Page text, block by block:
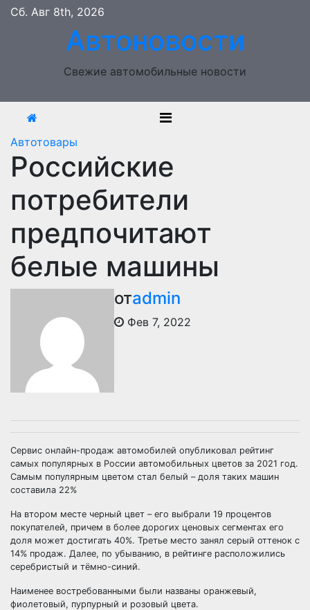
Перейти
содержимому
Сб. Авг 8th, 2026
Автоновости
Свежие автомобильные новости
Автотовары
Российские
потребители
предпочитают
белые машины
отadmin
Фев 7, 2022
Сервис онлайн-продаж автомобилей опубликовал рейтинг
самых популярных в России автомобильных цветов за 2021 год.
Самым популярным цветом стал белый – доля таких машин
составила 22%
На втором месте черный цвет – его выбрали 19 процентов
покупателей, причем в более дорогих ценовых сегментах его
доля может достигать 40%. Третье место занял серый оттенок с
14% продаж. Далее, по убыванию, в рейтинге расположились
серебристый и тёмно-синий.
Наименее востребованными были названы оранжевый,
фиолетовый, пурпурный и розовый цвета.